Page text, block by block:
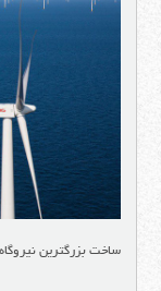
ساخت بزرگترین